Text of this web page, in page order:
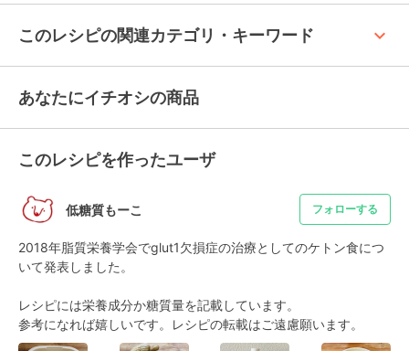
このレシピの関連カテゴリ・キーワード keyboard_arrow_up
あなたにイチオシの商品
このレシピを作ったユーザ
低糖質もーこ フォローする
2018年脂質栄養学会でglut1欠損症の治療としてのケトン食につ
いて発表しました。
レシピには栄養成分か糖質量を記載しています。
参考になれば嬉しいです。レシピの転載はご遠慮願います。